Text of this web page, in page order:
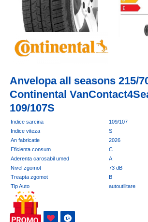
Anvelopa all seasons 215/
Continental
109/107S
Indice sarcina
109/107
Indice viteza
S
An fabricatie
2026
Eficienta consum
C
Aderenta carosabil umed
A
Nivel zgomot
73 dB
Treapta zgomot
B
Tip Auto
autoutilitare